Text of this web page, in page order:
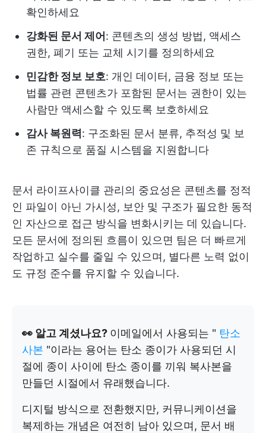
확인하세요
강화된 문서 제어 : 콘텐츠의 생성 방법, 액세스
권한, 폐기 또는 교체 시기를 정의하세요
민감한 정보 보호: 개인 데이터, 금융 정보 또는
법률 관련 콘텐츠가 포함된 문서는 권한이 있는
사람만 액세스할 수 있도록 보호하세요
감사 복원력 : 구조화된 문서 분류, 추적성 및 보
존 규칙으로 품질 시스템을 지원합니다
문서 라이프사이클 관리의 중요성은 콘텐츠를 정적
인 파일이 아닌 가시성, 보안 및 구조가 필요한 동적
인 자산으로 접근 방식을 변화시키는 데 있습니다.
모든 문서에 정의된 흐름이 있으면 팀은 더 빠르게
작업하고 실수를 줄일 수 있으며, 별다른 노력 없이
도 규정 준수를 유지할 수 있습니다.
👀 알고 계셨나요? 이메일에서 사용되는 " 탄소
사본 "이라는 용어는 탄소 종이가 사용되던 시
절에 종이 사이에 탄소 종이를 끼워 복사본을
만들던 시절에서 유래했습니다.
디지털 방식으로 전환했지만, 커뮤니케이션을
복제하는 개념은 여전히 남아 있으며, 문서 배